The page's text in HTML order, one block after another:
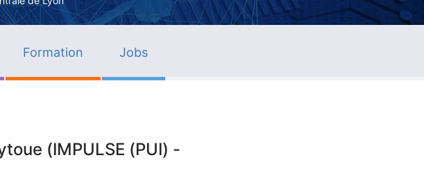
Formation Jobs
(IMPULSE (PUI) -